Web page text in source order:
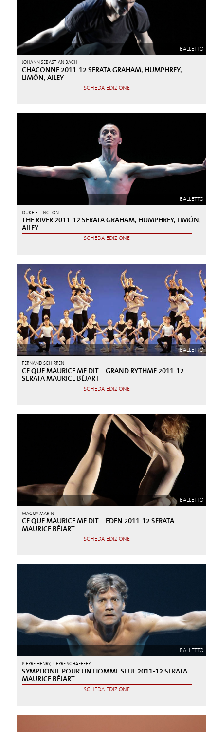
BALLETTO
JOHANN SEBASTIAN BACH
CHACONNE 2011-12 SERATA GRAHAM, HUMPHREY,
LIMÓN, AILEY
SCHEDA EDIZIONE
BALLETTO
DUKE ELLINGTON
THE RIVER 2011-12 SERATA GRAHAM, HUMPHREY, LIMÓN,
AILEY
SCHEDA EDIZIONE
BALLETTO
FERNAND SCHIRREN
CE QUE MAURICE ME DIT – GRAND RYTHME 2011-12
SERATA MAURICE BÉJART
SCHEDA EDIZIONE
BALLETTO
MAGUY MARIN
CE QUE MAURICE ME DIT – EDEN 2011-12 SERATA
MAURICE BÉJART
SCHEDA EDIZIONE
BALLETTO
PIERRE HENRY, PIERRE SCHAEFFER
SYMPHONIE POUR UN HOMME SEUL 2011-12 SERATA
MAURICE BÉJART
SCHEDA EDIZIONE